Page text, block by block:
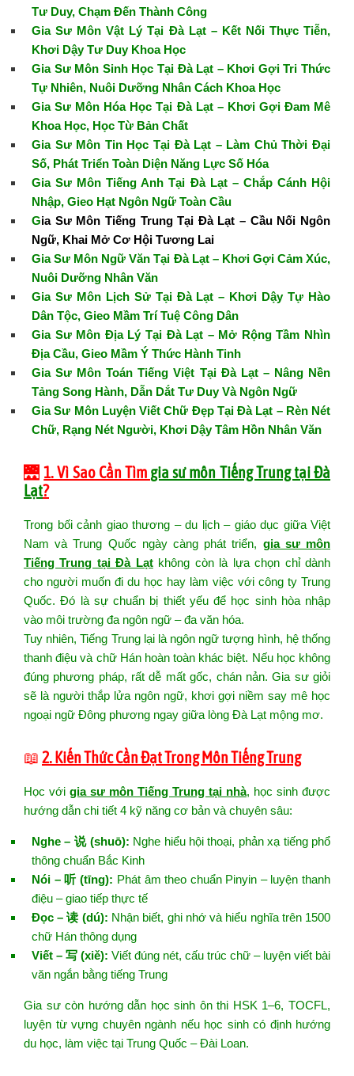
Tư Duy, Chạm Đến Thành Công
Gia Sư Môn Vật Lý Tại Đà Lạt – Kết Nối Thực Tiễn,
Khơi Dậy Tư Duy Khoa Học
Gia Sư Môn Sinh Học Tại Đà Lạt – Khơi Gợi Tri Thức
Tự Nhiên, Nuôi Dưỡng Nhân Cách Khoa Học
Gia Sư Môn Hóa Học Tại Đà Lạt – Khơi Gợi Đam Mê
Khoa Học, Học Từ Bản Chất
Gia Sư Môn Tin Học Tại Đà Lạt – Làm Chủ Thời Đại
Số, Phát Triển Toàn Diện Năng Lực Số Hóa
Gia Sư Môn Tiếng Anh Tại Đà Lạt – Chắp Cánh Hội
Nhập, Gieo Hạt Ngôn Ngữ Toàn Cầu
Gia Sư Môn Tiếng Trung Tại Đà Lạt – Cầu Nối Ngôn
Ngữ, Khai Mở Cơ Hội Tương Lai
Gia Sư Môn Ngữ Văn Tại Đà Lạt – Khơi Gợi Cảm Xúc,
Nuôi Dưỡng Nhân Văn
Gia Sư Môn Lịch Sử Tại Đà Lạt – Khơi Dậy Tự Hào
Dân Tộc, Gieo Mầm Trí Tuệ Công Dân
Gia Sư Môn Địa Lý Tại Đà Lạt – Mở Rộng Tầm Nhìn
Địa Cầu, Gieo Mầm Ý Thức Hành Tinh
Gia Sư Môn Toán Tiếng Việt Tại Đà Lạt – Nâng Nền
Tảng Song Hành, Dẫn Dắt Tư Duy Và Ngôn Ngữ
Gia Sư Môn Luyện Viết Chữ Đẹp Tại Đà Lạt – Rèn Nét
Chữ, Rạng Nét Người, Khơi Dậy Tâm Hồn Nhân Văn
🌉1. Vì Sao Cần Tìm gia sư môn Tiếng Trung tại Đà
Lạt?
Trong bối cảnh giao thương – du lịch – giáo dục giữa Việt
Nam và Trung Quốc ngày càng phát triển, gia sư môn
Tiếng Trung tại Đà Lạtkhông còn là lựa chọn chỉ dành
cho người muốn đi du học hay làm việc với công ty Trung
Quốc. Đó là sự chuẩn bị thiết yếu để học sinh hòa nhập
vào môi trường đa ngôn ngữ – đa văn hóa.
Tuy nhiên, Tiếng Trung lại là ngôn ngữ tượng hình, hệ thống
thanh điệu và chữ Hán hoàn toàn khác biệt. Nếu học không
đúng phương pháp, rất dễ mất gốc, chán nản. Gia sư giỏi
sẽ là người thắp lửa ngôn ngữ, khơi gợi niềm say mê học
ngoại ngữ Đông phương ngay giữa lòng Đà Lạt mộng mơ.
📖 2. Kiến Thức Cần Đạt Trong Môn Tiếng Trung
Học với gia sư môn Tiếng Trung tại nhà, học sinh được
hướng dẫn chi tiết 4 kỹ năng cơ bản và chuyên sâu:
Nghe – 说 (shuō): Nghe hiểu hội thoại, phản xạ tiếng phổ
thông chuẩn Bắc Kinh
Nói – 听 (tīng): Phát âm theo chuẩn Pinyin – luyện thanh
điệu – giao tiếp thực tế
Đọc – 读 (dú): Nhận biết, ghi nhớ và hiểu nghĩa trên 1500
chữ Hán thông dụng
Viết – 写 (xiě): Viết đúng nét, cấu trúc chữ – luyện viết bài
văn ngắn bằng tiếng Trung
Gia sư còn hướng dẫn học sinh ôn thi HSK 1–6, TOCFL,
luyện từ vựng chuyên ngành nếu học sinh có định hướng
du học, làm việc tại Trung Quốc – Đài Loan.